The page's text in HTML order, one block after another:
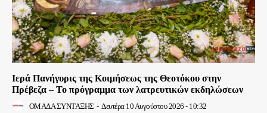
Ιερά Πανήγυρις της Κοιμήσεως της Θεοτόκου στην
Πρέβεζα – Το πρόγραμμα των λατρευτικών εκδηλώσεων
ΟΜΑΔΑ ΣΥΝΤΑΞΗΣ - Δευτέρα 10 Αυγούστου 2026 - 10:32